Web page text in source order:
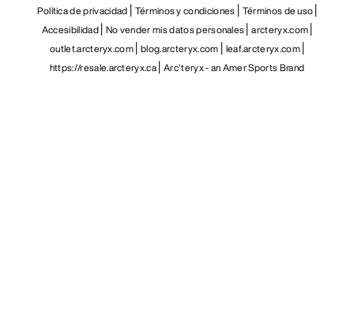
Política de privacidad Términos y condiciones Términos de uso
Accesibilidad No vender mis datos personales arcteryx.com
outlet.arcteryx.com blog.arcteryx.com leaf.arcteryx.com
https://resale.arcteryx.ca Arc'teryx - an Amer Sports Brand